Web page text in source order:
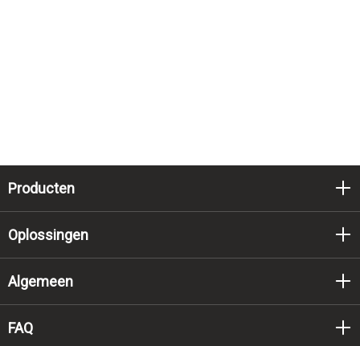
Producten
Oplossingen
Algemeen
FAQ